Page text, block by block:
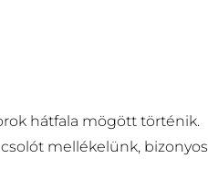
hátfala mögött történik.
mellékelünk, bizonyos